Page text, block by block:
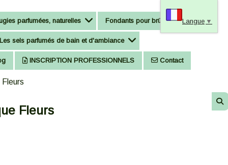
parfumées, naturelles Fondants pour brûle-parfum
Les sels parfumés de bain et d'ambiance
INSCRIPTION PROFESSIONNELS Contact
Fleurs
Langue ▼